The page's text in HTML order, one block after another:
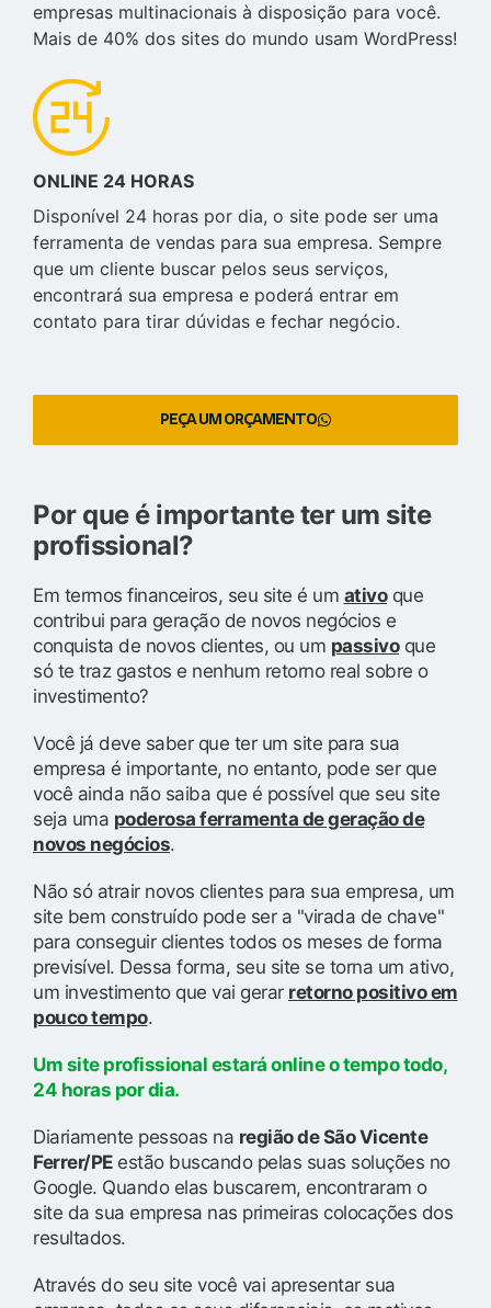
empresas multinacionais à disposição para você.
Mais de 40% dos sites do mundo usam WordPress!
ONLINE 24 HORAS
Disponível 24 horas por dia, o site pode ser uma
ferramenta de vendas para sua empresa. Sempre
que um cliente buscar pelos seus serviços,
encontrará sua empresa e poderá entrar em
contato para tirar dúvidas e fechar negócio.
PEÇA UM ORÇAMENTO
Por que é importante ter um site
profissional?
Em termos financeiros, seu site é um ativoque
contribui para geração de novos negócios e
conquista de novos clientes, ou um passivoque
só te traz gastos e nenhum retorno real sobre o
investimento?
Você já deve saber que ter um site para sua
empresa é importante, no entanto, pode ser que
você ainda não saiba que é possível que seu site
seja uma poderosa ferramenta de geração de
novos negócios.
Não só atrair novos clientes para sua empresa, um
site bem construído pode ser a "virada de chave"
para conseguir clientes todos os meses de forma
previsível. Dessa forma, seu site se torna um ativo,
um investimento que vai gerar retorno positivo em
pouco tempo.
Um site profissional estará online o tempo todo,
24 horas por dia.
Diariamente pessoas na região de São Vicente
Ferrer/PEestão buscando pelas suas soluções no
Google. Quando elas buscarem, encontraram o
site da sua empresa nas primeiras colocações dos
resultados.
Através do seu site você vai apresentar sua